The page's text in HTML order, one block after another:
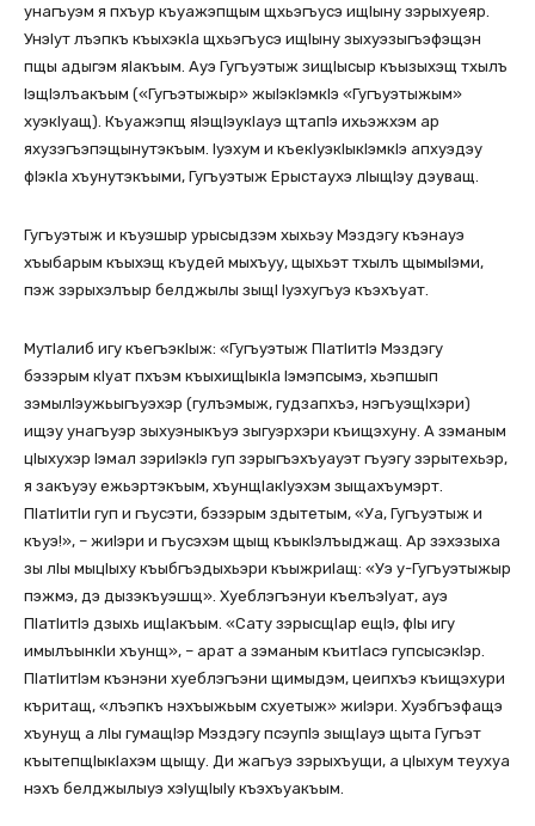
унагъуэм я пхъур къуажэпщым щхьэгъусэ ищIыну зэрыхуеяр.
УнэIут лъэпкъ къыхэкIа щхьэгъусэ ищIыну зыхуэзыгъэфэщэн
пщы адыгэм яIакъым. Ауэ Гугъуэтыж зищIысыр къызыхэщ тхылъ
IэщIэлъакъым («Гугъэтыжыр» жыIэкIэмкIэ «Гугъуэтыжым»
хуэкIуащ). Къуажэпщ яIэщIэукIауэ щтапIэ ихьэжхэм ар
яхузэгъэпэщынутэкъым. Iуэхум и къекIуэкIыкIэмкIэ апхуэдэу
фIэкIа хъунутэкъыми, Гугъуэтыж Ерыстаухэ лIыщIэу дэуващ.
Гугъуэтыж и къуэшыр урысыдзэм хыхьэу Мэздэгу къэнауэ
хъыбарым къыхэщ къудей мыхъуу, щыхьэт тхылъ щымыIэми,
пэж зэрыхэлъыр белджылы зыщI Iуэхугъуэ къэхъуат.
МутIалиб игу къегъэкIыж: «Гугъуэтыж ПIатIитIэ Мэздэгу
бэзэрым кIуат пхъэм къыхищIыкIа Iэмэпсымэ, хьэпшып
зэмылIэужьыгъуэхэр (гулъэмыж, гудзапхъэ, нэгъуэщIхэри)
ищэу унагъуэр зыхуэныкъуэ зыгуэрхэри къищэхуну. А зэманым
цIыхухэр Iэмал зэриIэкIэ гуп зэрыгъэхъуауэт гъуэгу зэрытехьэр,
я закъуэу ежьэртэкъым, хъунщIакIуэхэм зыщахъумэрт.
ПIатIитIи гуп и гъусэти, бэзэрым здытетым, «Уа, Гугъуэтыж и
къуэ!», – жиIэри и гъусэхэм щыщ къыкIэлъыджащ. Ар зэхэзыха
зы лIы мыцIыху къыбгъэдыхьэри къыжриIащ: «Уэ у-Гугъуэтыжыр
пэжмэ, дэ дызэкъуэшщ». Хуеблэгъэнуи къелъэIуат, ауэ
ПIатIитIэ дзыхь ищIакъым. «Сату зэрысщIар ещIэ, фIы игу
имылъынкIи хъунщ», – арат а зэманым къитIасэ гупсысэкIэр.
ПIатIитIэм къэнэни хуеблэгъэни щимыдэм, цеипхъэ къищэхури
къритащ, «лъэпкъ нэхъыжьым схуетыж» жиIэри. Хуэбгъэфащэ
хъунущ а лIы гумащIэр Мэздэгу псэупIэ зыщIауэ щыта Гугъэт
къытепщIыкIахэм щыщу. Ди жагъуэ зэрыхъущи, а цIыхум теухуа
нэхъ белджылыуэ хэIущIыIу къэхъуакъым.